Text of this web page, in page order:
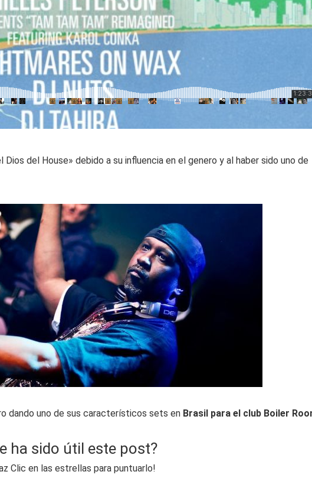
del House» debido a su influencia en el genero y al haber sido uno de
dando uno de sus característicos sets en Brasil para el club Boiler
ha sido útil este post?
Clic en las estrellas para puntuarlo!